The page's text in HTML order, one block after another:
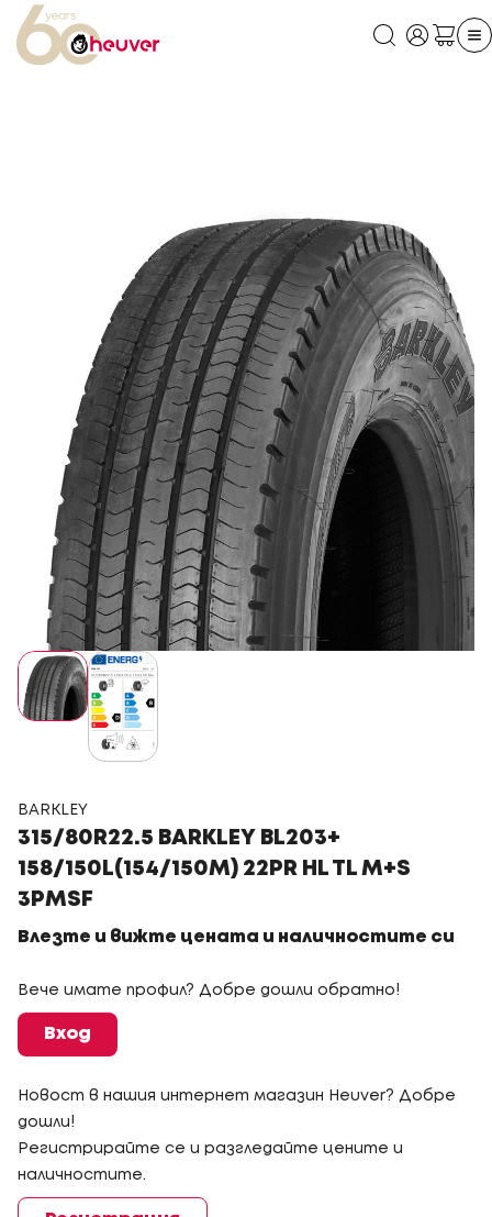
BARKLEY
315/80R22.5 BARKLEY BL203+
158/150L(154/150M) 22PR HL TL M+S
3PMSF
Влезте и вижте цената и наличностите си
Вече имате профил? Добре дошли обратно!
Вход
Новост в нашия интернет магазин Heuver? Добре
дошли!
Регистрирайте се и разгледайте цените и
наличностите.